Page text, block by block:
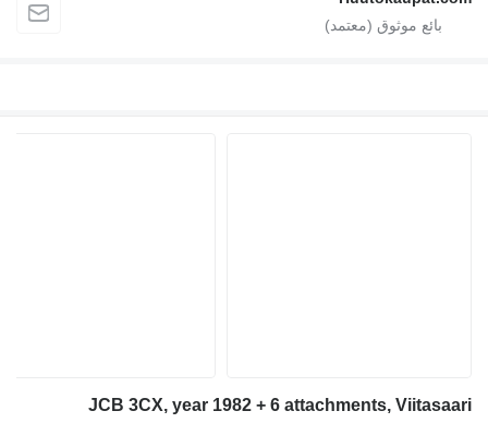
JCB 3CX, year 1982 + 6 attachments, Viitasaari